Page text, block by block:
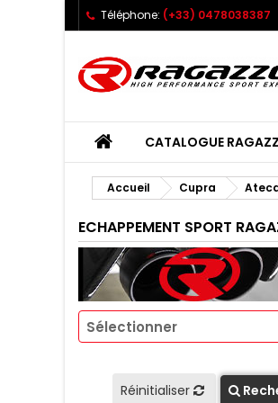
Téléphone: (+33) 0478038387
CATALOGUE
Accueil Cupra
ECHAPPEMENT SPORT
Sélectionner
Réinitialiser